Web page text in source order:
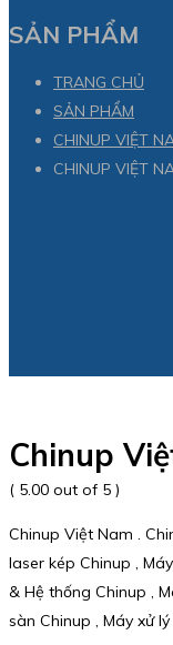
SẢN PHẨM
TRANG CHỦ
SẢN PHẨM
CHINUP VIỆT
CHINUP VIỆT
Chinup
( 5.00 out of 5 )
Chinup Việt Nam .
laser kép Chinup ,
& Hệ thống Chinup ,
sàn Chinup , Máy xử